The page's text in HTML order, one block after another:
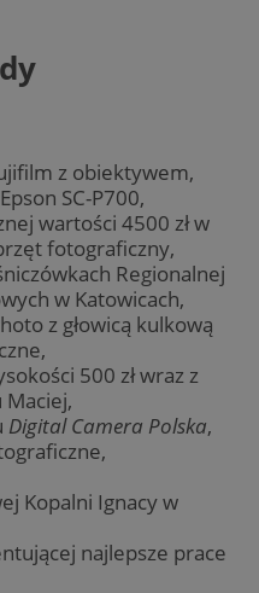
z obiektywem,
SC-P700,
wartości 4500 zł w
fotograficzny,
Regionalnej
w Katowicach,
z głowicą kulkową
500 zł wraz z
Maciej,
Digital Camera Polska,
Kopalni Ignacy w
najlepsze prace